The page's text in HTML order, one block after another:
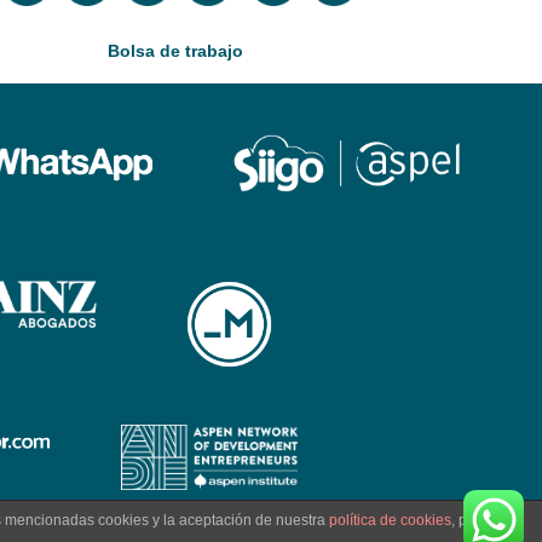
Bolsa de trabajo
cookies y la aceptación de nuestra política de cookies, pinche el